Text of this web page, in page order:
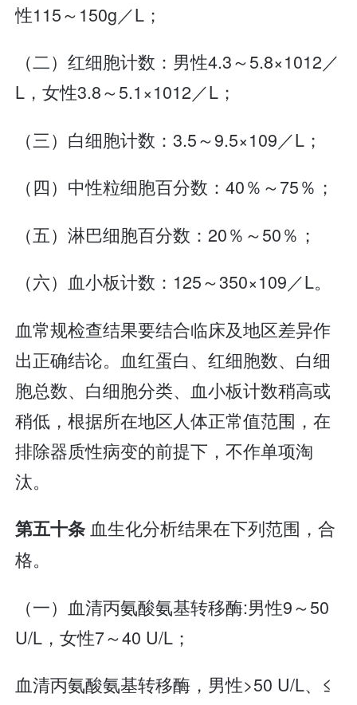
性115～150g／L；
（二）红细胞计数：男性4.3～5.8×1012／
L，女性3.8～5.1×1012／L；
（三）白细胞计数：3.5～9.5×109／L；
（四）中性粒细胞百分数：40％～75％；
（五）淋巴细胞百分数：20％～50％；
（六）血小板计数：125～350×109／L。
血常规检查结果要结合临床及地区差异作
出正确结论。血红蛋白、红细胞数、白细
胞总数、白细胞分类、血小板计数稍高或
稍低，根据所在地区人体正常值范围，在
排除器质性病变的前提下，不作单项淘
汰。
第五十条血生化分析结果在下列范围，合
格。
（一）血清丙氨酸氨基转移酶:男性9～50
U/L，女性7～40 U/L；
血清丙氨酸氨基转移酶，男性>50 U/L、≤